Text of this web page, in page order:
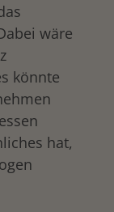
wäre
könnte
hat,